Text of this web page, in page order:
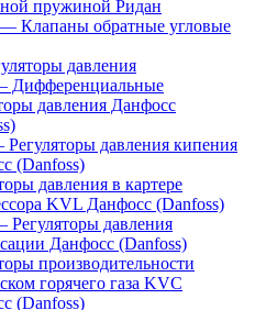
пружиной Ридан
Клапаны обратные угловые
давления
Дифференциальные
давления Данфосс
давления кипения
(Danfoss)
давления в картере
KVL Данфосс (Danfoss)
давления
Данфосс (Danfoss)
производительности
горячего газа KVC
(Danfoss)